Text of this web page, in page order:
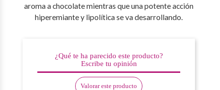
aroma a chocolate mientras que una potente acción
hiperemiante y lipolítica se va desarrollando.
¿Qué te ha parecido este producto?
Escribe tu opinión
Valorar este producto